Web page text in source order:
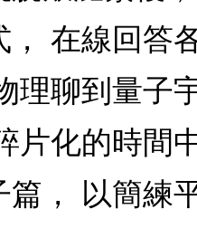
， 在線回答
理聊到量子
片化的時間
篇， 以簡練